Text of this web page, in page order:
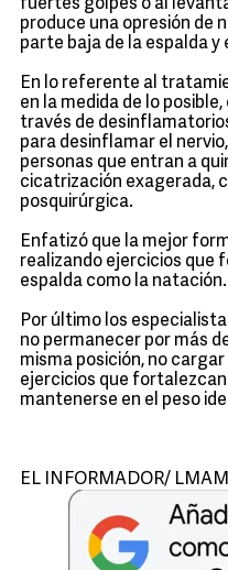
fuertes golpes o al
produce una opresión de
parte baja de la espalda
En lo referente al
en la medida de lo
través de
para desinflamar el
personas que entran a
cicatrización exagerada,
posquirúrgica.
Enfatizó que la mejor
realizando ejercicios que
espalda como la natación.
Por último los
no permanecer por más
misma posición, no
ejercicios que fortalezcan
mantenerse en el peso
EL INFORMADOR/ LMAM